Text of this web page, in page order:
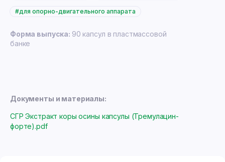
Документы и материалы:
СГР Экстракт коры осины капсулы (Тремулацин-
форте).pdf
#для опорно-двигательного аппарата
Форма выпуска: 90 капсул в пластмассовой
банке